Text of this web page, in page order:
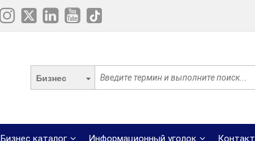
Бизнес
Бизнес каталог Информационный уголок Контакт